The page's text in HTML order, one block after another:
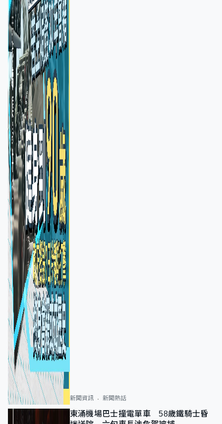
新聞資訊 新聞熱話
東涌機場巴士撞電單車 58歲鐵騎士昏